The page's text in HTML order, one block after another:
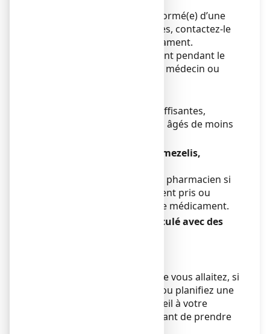
Si votre médecin vous a informé(e) d’une
intolérance à certains sucres, contactez-le
avant de prendre ce médicament.
Si les symptômes s’aggravent pendant le
traitement, consultez votre médecin ou
En l’absence de données suffisantes,
l’utilisation chez les enfants âgés de moins
Autres médicaments et Omezelis,
Informez votre médecin ou pharmacien si
vous prenez, avez récemment pris ou
pourriez prendre tout autre médicament.
Omezelis, comprimé pelliculé avec des
Si vous êtes enceinte ou que vous allaitez, si
vous pensez être enceinte ou planifiez une
grossesse, demandez conseil à votre
médecin ou pharmacien avant de prendre